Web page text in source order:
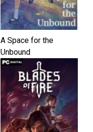
A Space for the
Unbound